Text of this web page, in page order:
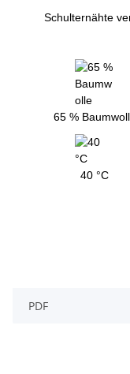
Schulternähte
65 %
40 °C
PDF